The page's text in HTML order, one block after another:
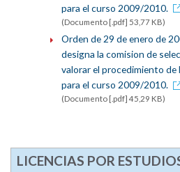
para el curso 2009/2010.
(Documento [.pdf] 53,77 KB)
Orden de 29 de enero de
designa la comision de
valorar el procedimiento
para el curso 2009/2010.
(Documento [.pdf] 45,29 KB)
LICENCIAS POR